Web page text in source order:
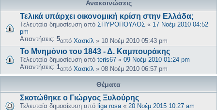
Ανακοινώσεις
Τελικά υπάρχει οικονομική κρίση στην Ελλάδα;
Τελευταία δημοσίευση από ΣΠΥΡΟΠΟΥΛΟΣ « 17 Νοέμ 2010 04:52
pm
Απαντήσεις: 5από Χασκίλ » 10 Νοέμ 2010 05:43 pm
Το Μνημόνιο του 1843 - Δ. Καμπουράκης
Τελευταία δημοσίευση από teris67 « 09 Νοέμ 2010 01:24 pm
Απαντήσεις: 1από Χασκίλ » 08 Νοέμ 2010 06:57 pm
Θέματα
Σκοτώθηκε ο Γιώργος Ξυλούρης
Τελευταία δημοσίευση από liga rosa « 20 Νοέμ 2015 10:27 am